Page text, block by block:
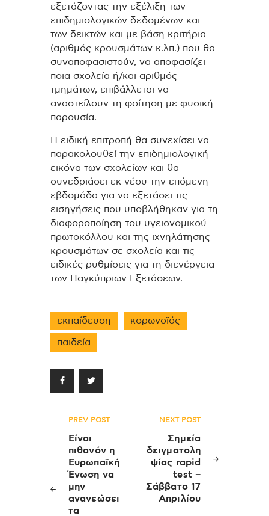
εξετάζοντας την εξέλιξη των
επιδημιολογικών δεδομένων και
των δεικτών και με βάση κριτήρια
(αριθμός κρουσμάτων κ.λπ.) που θα
συναποφασιστούν, να αποφασίζει
ποια σχολεία ή/και αριθμός
τμημάτων, επιβάλλεται να
αναστείλουν τη φοίτηση με φυσική
παρουσία.
Η ειδική επιτροπή θα συνεχίσει να
παρακολουθεί την επιδημιολογική
εικόνα των σχολείων και θα
συνεδριάσει εκ νέου την επόμενη
εβδομάδα για να εξετάσει τις
εισηγήσεις που υποβλήθηκαν για τη
διαφοροποίηση του υγειονομικού
πρωτοκόλλου και της ιχνηλάτησης
κρουσμάτων σε σχολεία και τις
ειδικές ρυθμίσεις για τη διενέργεια
των Παγκύπριων Εξετάσεων.
εκπαίδευση κορωνοϊός
παιδεία
Πλοήγηση
άρθρων
PREV POST
Είναι
πιθανόν η
Ευρωπαϊκή
Ένωση να
μην
ανανεώσει
τα
NEXT POST
Σημεία
δειγματολη
ψίας rapid
test –
Σάββατο 17
Απριλίου